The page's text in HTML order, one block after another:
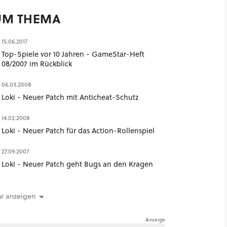
THEMA
15.06.2017
Top-Spiele vor 10 Jahren - GameStar-Heft
08/2007 im Rückblick
06.03.2008
Loki - Neuer Patch mit Anticheat-Schutz
14.02.2008
Loki - Neuer Patch für das Action-Rollenspiel
27.09.2007
Loki - Neuer Patch geht Bugs an den Kragen
anzeigen